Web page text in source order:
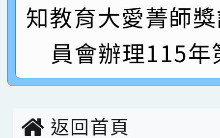
名 指導老師王老師、
園市英語競賽國小朗讀
指導老師林老師
賀！本校參加桃園市中
賽 劉文瑛教師榮獲教
臺灣台語-第二名
賀！本校參與2026世
知教育大愛菁師
員會辦理115
返回首頁